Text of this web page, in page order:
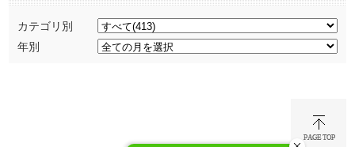
カテゴリ別
年別